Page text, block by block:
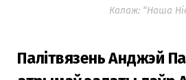
Калаж: “Наша
Палітвязень Анджэй